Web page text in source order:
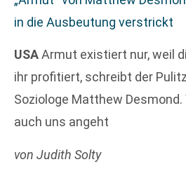
in die Ausbeutung verstrickt
USAArmut existiert nur, weil
ihr profitiert, schreibt der
Soziologe Matthew Desmond.
auch uns angeht
von Judith Solty